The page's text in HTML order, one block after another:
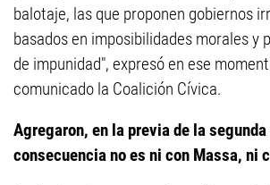
balotaje, las que proponen gobiernos
basados en imposibilidades morales y
de impunidad", expresó en ese
comunicado la Coalición Cívica.
Agregaron, en la previa de la segunda
consecuencia no es ni con Massa, ni